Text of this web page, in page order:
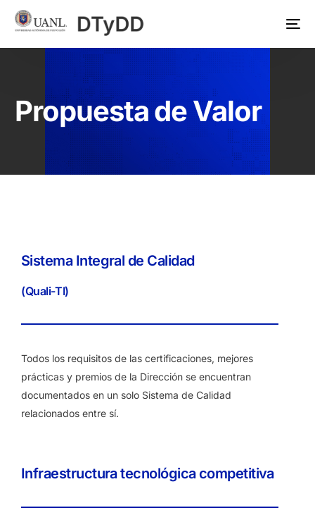
Propuesta de Valor
Sistema Integral de Calidad
(Quali-TI)
Todos los requisitos de las certificaciones, mejores
prácticas y premios de la Dirección se encuentran
documentados en un solo Sistema de Calidad
relacionados entre sí.
Infraestructura tecnológica competitiva